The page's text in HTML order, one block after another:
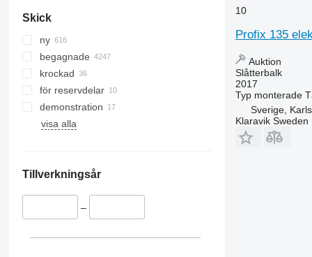
Skick
ny
begagnade
krockad
för reservdelar
demonstration
visa alla
Tillverkningsår
–
10
Profix 135
Auktion
Slåtterbalk
2017
Typ monterade
Sverige,
Klaravik Sweden